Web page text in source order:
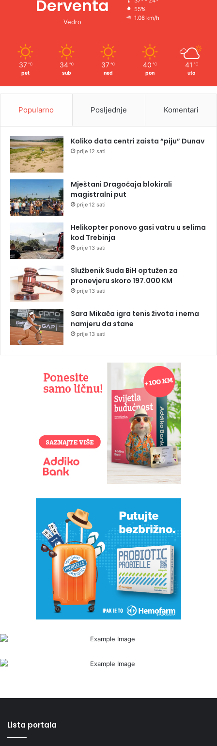
Derventa
Vedro
55%
1.08 km/h
37 ℃
pet
34 ℃
sub
37 ℃
ned
40 ℃
pon
41 ℃
uto
Popularno Posljednje Komentari
Koliko data centri zaista “piju” Dunav
prije 12 sati
Mještani Dragočaja blokirali
magistralni put
prije 12 sati
Helikopter ponovo gasi vatru u selima
kod Trebinja
prije 13 sati
Službenik Suda BiH optužen za
pronevjeru skoro 197.000 KM
prije 13 sati
Sara Mikača igra tenis života i nema
namjeru da stane
prije 13 sati
Lista portala